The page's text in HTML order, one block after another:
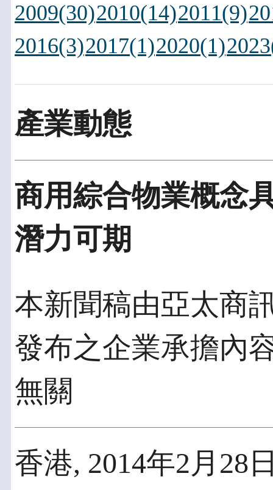
2009(30)2010(14)2011(9)
2016(3)2017(1)2020(1)
產業動態
商用綜合物業概念
潛力可期
本新聞稿由亞太商
發布之企業承擔內
無關
香港, 2014年2月28